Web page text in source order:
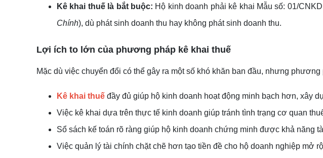
Kê khai thuế là bắt buộc: Hộ kinh doanh phải kê khai Mẫu số: 01/
Chính), dù phát sinh doanh thu hay không phát sinh doanh thu.
Lợi ích to lớn của phương pháp kê khai thuế
Mặc dù việc chuyển đổi có thể gây ra một số khó khăn ban đầu, nhưng
Kê khai thuế đầy đủ giúp hộ kinh doanh hoạt động minh bạch hơn, xây
Việc kê khai dựa trên thực tế kinh doanh giúp tránh tình trạng cơ quan
Sổ sách kế toán rõ ràng giúp hộ kinh doanh chứng minh được khả năng
Việc quản lý tài chính chặt chẽ hơn tạo tiền đề cho hộ doanh nghiệp mở